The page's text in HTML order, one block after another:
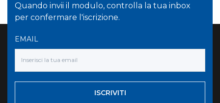
Quando invii il modulo, controlla la tua inbox
per confermare l'iscrizione.
EMAIL
ISCRIVITI